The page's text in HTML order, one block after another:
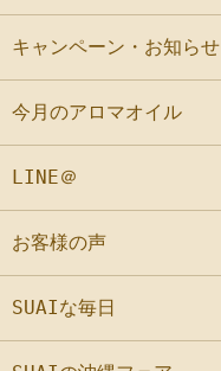
キャンペーン・お知らせ
今月のアロマオイル
LINE＠
お客様の声
SUAIな毎日